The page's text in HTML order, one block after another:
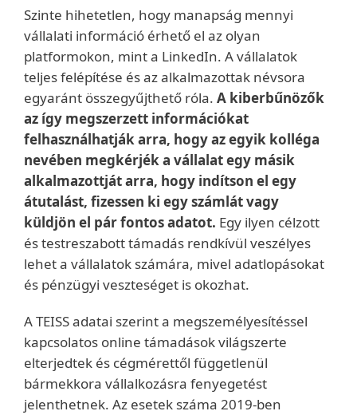
Szinte hihetetlen, hogy manapság mennyi
vállalati információ érhető el az olyan
platformokon, mint a LinkedIn. A vállalatok
teljes felépítése és az alkalmazottak névsora
egyaránt összegyűjthető róla. A kiberbűnözők
az így megszerzett információkat
felhasználhatják arra, hogy az egyik kolléga
nevében megkérjék a vállalat egy másik
alkalmazottját arra, hogy indítson el egy
átutalást, fizessen ki egy számlát vagy
küldjön el pár fontos adatot. Egy ilyen célzott
és testreszabott támadás rendkívül veszélyes
lehet a vállalatok számára, mivel adatlopásokat
és pénzügyi veszteséget is okozhat.
A TEISS adatai szerint a megszemélyesítéssel
kapcsolatos online támadások világszerte
elterjedtek és cégmérettől függetlenül
bármekkora vállalkozásra fenyegetést
jelenthetnek. Az esetek száma 2019-ben